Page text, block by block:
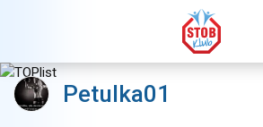
Petulka01